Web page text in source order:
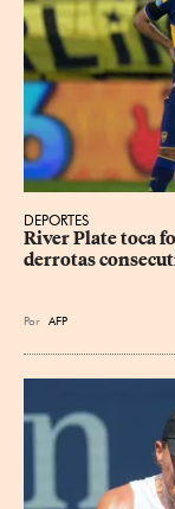
DEPORTES
River Plate toca
derrotas
Por AFP